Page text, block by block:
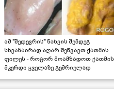
ამ "შედევრის" ნახვის შემდეგ
სხვანაირად აღარ შეწვავთ ქათმის
ფილეს - როგორ მოამზადოთ ქათმის
მკერდი ყველაზე გემრიელად